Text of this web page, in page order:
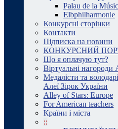
Palau de la
Elbphilharmonie
Конкурсні сторінки
Контакти
Підписка на новини
КОНКУРСНИЙ
Що я оплачую тут?
Віртуальні нагороди
Медалісти та
Алеї Зірок України
Alley of Stars: Europe
For American teachers
Країни і міста
::